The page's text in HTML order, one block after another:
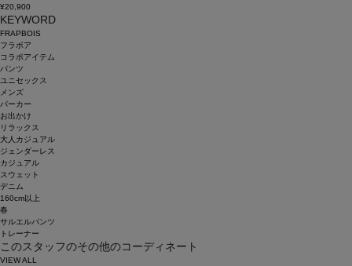
¥20,900
KEYWORD
FRAPBOIS
フラボア
コラボアイテム
パンツ
ユニセックス
メンズ
パーカー
お出かけ
リラックス
大人カジュアル
ジェンダーレス
カジュアル
スウェット
デニム
160cm以上
春
サルエルパンツ
トレーナー
このスタッフのその他のコーディネート
VIEW ALL